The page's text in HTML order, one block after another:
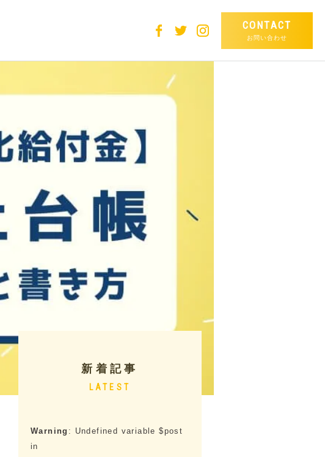
CONTACT
お問い合わせ
新着記事
LATEST
Warning : Undefined variable $post
in